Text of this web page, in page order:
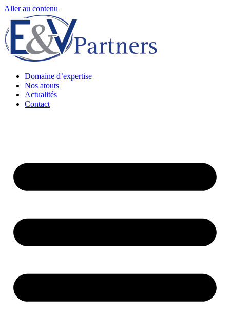
Aller au contenu
Domaine d’expertise
Nos atouts
Actualités
Contact